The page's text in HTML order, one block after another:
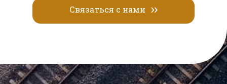
Связаться с нами